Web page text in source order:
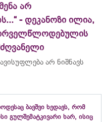
არ
- დეკანოზი ილია,
არ ნიშნავს
ბავშვი ხედავს, რომ
გულშემატკივარი ხარ, ისიც